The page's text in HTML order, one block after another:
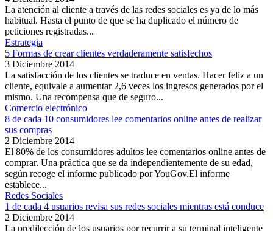
La atención al cliente a través de las redes sociales es ya de lo más
habitual. Hasta el punto de que se ha duplicado el número de
peticiones registradas...
Estrategia
5 Formas de crear clientes verdaderamente satisfechos
3 Diciembre 2014
La satisfacción de los clientes se traduce en ventas. Hacer feliz a un
cliente, equivale a aumentar 2,6 veces los ingresos generados por el
mismo. Una recompensa que de seguro...
Comercio electrónico
8 de cada 10 consumidores lee comentarios online antes de realizar
sus compras
2 Diciembre 2014
El 80% de los consumidores adultos lee comentarios online antes de
comprar. Una práctica que se da independientemente de su edad,
según recoge el informe publicado por YouGov.El informe
establece...
Redes Sociales
1 de cada 4 usuarios revisa sus redes sociales mientras está conduce
2 Diciembre 2014
La predilección de los usuarios por recurrir a su terminal inteligente